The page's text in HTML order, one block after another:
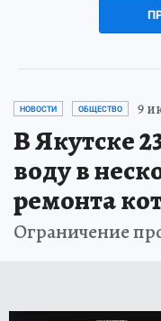
НОВОСТИ ОБЩЕСТВО 9
В Якутске
воду в
ремонта
Ограничение